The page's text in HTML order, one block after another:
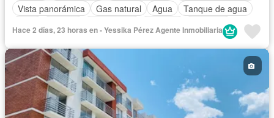
Vista panorámica
Gas natural Agua
Tanque de agua
Ascensor
Seguridad privada
Piscina
Permite mascotas
Hace 2 días, 23 horas en - Yessika Pérez Agente Inmobiliaria